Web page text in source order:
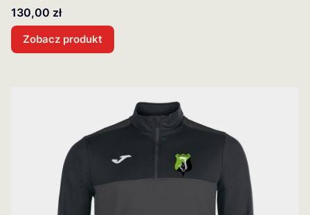
Cena
130,00 zł
Zobacz produkt